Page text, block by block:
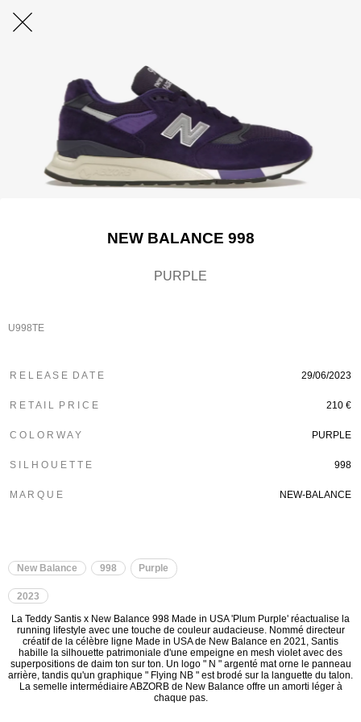
NEW BALANCE 998
PURPLE
U998TE
R E L E A S E D A T E 29/06/2023
R E T A I L P R I C E 210 €
C O L O R W A Y PURPLE
S I L H O U E T T E 998
M A R Q U E NEW-BALANCE
New Balance 998 Purple
2023
La Teddy Santis x New Balance 998 Made in USA 'Plum Purple' réactualise la
running lifestyle avec une touche de couleur audacieuse. Nommé directeur
créatif de la célèbre ligne Made in USA de New Balance en 2021, Santis
habille la silhouette patrimoniale d'une empeigne en mesh violet avec des
superpositions de daim ton sur ton. Un logo " N " argenté mat orne le panneau
arrière, tandis qu'un graphique " Flying NB " est brodé sur la languette du talon.
La semelle intermédiaire ABZORB de New Balance offre un amorti léger à
chaque pas.